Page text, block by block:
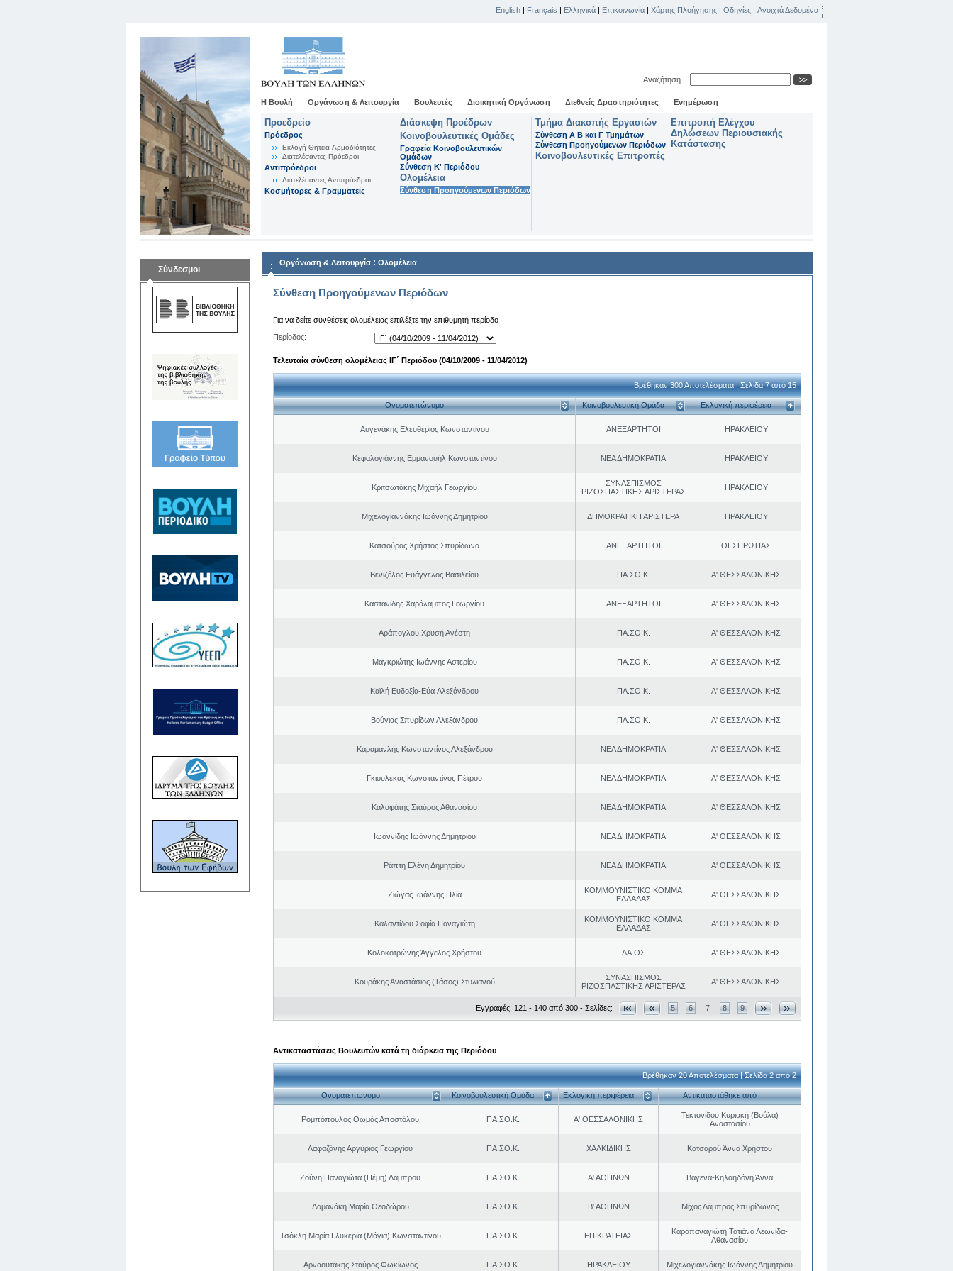
English | Français | Ελληνικά | Επικοινωνία | Χάρτης Πλοήγησης | Οδηγίες | Ανοιχτά Δεδομένα
Αναζήτηση
Η Βουλή Οργάνωση & Λειτουργία Βουλευτές Διοικητική Οργάνωση Διεθνείς Δραστηριότητες Ενημέρωση
Προεδρείο
Πρόεδρος
Εκλογή-Θητεία-Αρμοδιότητες
Διατελέσαντες Πρόεδροι
Αντιπρόεδροι
Διατελέσαντες Αντιπρόεδροι
Κοσμήτορες & Γραμματείς
Διάσκεψη Προέδρων
Κοινοβουλευτικές Ομάδες
Γραφεία Κοινοβουλευτικών
Ομάδων
Σύνθεση K' Περιόδου
Ολομέλεια
Σύνθεση Προηγούμενων Περιόδων
Τμήμα Διακοπής Εργασιών
Σύνθεση Α Β και Γ Τμημάτων
Σύνθεση Προηγούμενων Περιόδων
Κοινοβουλευτικές Επιτροπές
Επιτροπή Ελέγχου
Δηλώσεων Περιουσιακής
Κατάστασης
Σύνδεσμοι
Οργάνωση & Λειτουργία : Ολομέλεια
Σύνθεση Προηγούμενων Περιόδων
Για να δείτε συνθέσεις ολομέλειας επιλέξτε την επιθυμητή περίοδο
Περίοδος:
Τελευταία σύνθεση ολομέλειας ΙΓ΄ Περιόδου (04/10/2009 - 11/04/2012)
Βρέθηκαν 300 Αποτελέσματα | Σελίδα 7 από 15
Ονοματεπώνυμο Κοινοβουλευτική Ομάδα Εκλογική περιφέρεια
Αυγενάκης Ελευθέριος Κωνσταντίνου ΑΝΕΞΑΡΤΗΤΟΙ ΗΡΑΚΛΕΙΟΥ
Κεφαλογιάννης Εμμανουήλ Κωνσταντίνου ΝΕΑ ΔΗΜΟΚΡΑΤΙΑ ΗΡΑΚΛΕΙΟΥ
Κριτσωτάκης Μιχαήλ Γεωργίου
ΣΥΝΑΣΠΙΣΜΟΣ
ΡΙΖΟΣΠΑΣΤΙΚΗΣ ΑΡΙΣΤΕΡΑΣ
ΗΡΑΚΛΕΙΟΥ
Μιχελογιαννάκης Ιωάννης Δημητρίου ΔΗΜΟΚΡΑΤΙΚΗ ΑΡΙΣΤΕΡΑ ΗΡΑΚΛΕΙΟΥ
Κατσούρας Χρήστος Σπυρίδωνα ΑΝΕΞΑΡΤΗΤΟΙ ΘΕΣΠΡΩΤΙΑΣ
Βενιζέλος Ευάγγελος Βασιλείου ΠΑ.ΣΟ.Κ. Α' ΘΕΣΣΑΛΟΝΙΚΗΣ
Καστανίδης Χαράλαμπος Γεωργίου ΑΝΕΞΑΡΤΗΤΟΙ Α' ΘΕΣΣΑΛΟΝΙΚΗΣ
Αράπογλου Χρυσή Ανέστη ΠΑ.ΣΟ.Κ. Α' ΘΕΣΣΑΛΟΝΙΚΗΣ
Μαγκριώτης Ιωάννης Αστερίου ΠΑ.ΣΟ.Κ. Α' ΘΕΣΣΑΛΟΝΙΚΗΣ
Καϊλή Ευδοξία-Εύα Aλεξάνδρου ΠΑ.ΣΟ.Κ. Α' ΘΕΣΣΑΛΟΝΙΚΗΣ
Βούγιας Σπυρίδων Αλεξάνδρου ΠΑ.ΣΟ.Κ. Α' ΘΕΣΣΑΛΟΝΙΚΗΣ
Καραμανλής Κωνσταντίνος Αλεξάνδρου ΝΕΑ ΔΗΜΟΚΡΑΤΙΑ Α' ΘΕΣΣΑΛΟΝΙΚΗΣ
Γκιουλέκας Κωνσταντίνος Πέτρου ΝΕΑ ΔΗΜΟΚΡΑΤΙΑ Α' ΘΕΣΣΑΛΟΝΙΚΗΣ
Καλαφάτης Σταύρος Αθανασίου ΝΕΑ ΔΗΜΟΚΡΑΤΙΑ Α' ΘΕΣΣΑΛΟΝΙΚΗΣ
Ιωαννίδης Ιωάννης Δημητρίου ΝΕΑ ΔΗΜΟΚΡΑΤΙΑ Α' ΘΕΣΣΑΛΟΝΙΚΗΣ
Ράπτη Ελένη Δημητρίου ΝΕΑ ΔΗΜΟΚΡΑΤΙΑ Α' ΘΕΣΣΑΛΟΝΙΚΗΣ
Ζιώγας Ιωάννης Ηλία
ΚΟΜΜΟΥΝΙΣΤΙΚΟ ΚΟΜΜΑ
ΕΛΛΑΔΑΣ
Α' ΘΕΣΣΑΛΟΝΙΚΗΣ
Καλαντίδου Σοφία Παναγιώτη
ΚΟΜΜΟΥΝΙΣΤΙΚΟ ΚΟΜΜΑ
ΕΛΛΑΔΑΣ
Α' ΘΕΣΣΑΛΟΝΙΚΗΣ
Κολοκοτρώνης Άγγελος Χρήστου ΛΑ.ΟΣ Α' ΘΕΣΣΑΛΟΝΙΚΗΣ
Κουράκης Αναστάσιος (Τάσος) Στυλιανού
ΣΥΝΑΣΠΙΣΜΟΣ
ΡΙΖΟΣΠΑΣΤΙΚΗΣ ΑΡΙΣΤΕΡΑΣ
Α' ΘΕΣΣΑΛΟΝΙΚΗΣ
Εγγραφές: 121 - 140 από 300 - Σελίδες: 5 6 7 8 9
Αντικαταστάσεις Βουλευτών κατά τη διάρκεια της Περιόδου
Βρέθηκαν 20 Αποτελέσματα | Σελίδα 2 από 2
Ονοματεπώνυμο Κοινοβουλευτική Ομάδα Εκλογική περιφέρεια Αντικαταστάθηκε από
Ρομπόπουλος Θωμάς Αποστόλου ΠΑ.ΣΟ.Κ. Α' ΘΕΣΣΑΛΟΝΙΚΗΣ
Τεκτονίδου Κυριακή (Βούλα)
Αναστασίου
Λαφαζάνης Αργύριος Γεωργίου ΠΑ.ΣΟ.Κ. ΧΑΛΚΙΔΙΚΗΣ Κατσαρού Άννα Χρήστου
Ζούνη Παναγιώτα (Πέμη) Λάμπρου ΠΑ.ΣΟ.Κ. Α' ΑΘΗΝΩΝ Βαγενά-Κηλαηδόνη Άννα
Δαμανάκη Μαρία Θεοδώρου ΠΑ.ΣΟ.Κ. Β' ΑΘΗΝΩΝ Μίχος Λάμπρος Σπυρίδωνος
Τσόκλη Μαρία Γλυκερία (Μάγια) Κωνσταντίνου ΠΑ.ΣΟ.Κ. ΕΠΙΚΡΑΤΕΙΑΣ
Καραπαναγιώτη Τατιάνα Λεωνίδα-
Αθανασίου
Αρναουτάκης Σταύρος Φωκίωνος ΠΑ.ΣΟ.Κ. ΗΡΑΚΛΕΙΟΥ Μιχελογιαννάκης Ιωάννης Δημητρίου